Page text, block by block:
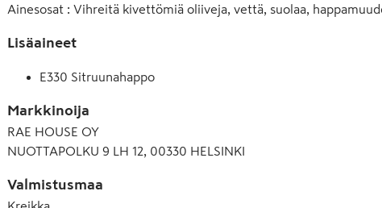
Ainesosat : Vihreitä kivettömiä oliiveja, vettä, suolaa,
Lisäaineet
E330 Sitruunahappo
Markkinoija
RAE HOUSE OY
NUOTTAPOLKU 9 LH 12, 00330 HELSINKI
Valmistusmaa